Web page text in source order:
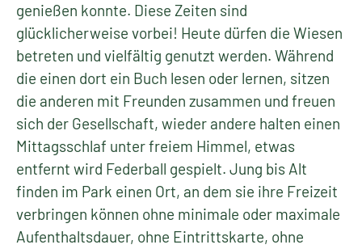
genießen konnte. Diese Zeiten sind
glücklicherweise vorbei! Heute dürfen die Wiesen
betreten und vielfältig genutzt werden. Während
die einen dort ein Buch lesen oder lernen, sitzen
die anderen mit Freunden zusammen und freuen
sich der Gesellschaft, wieder andere halten einen
Mittagsschlaf unter freiem Himmel, etwas
entfernt wird Federball gespielt. Jung bis Alt
finden im Park einen Ort, an dem sie ihre Freizeit
verbringen können ohne minimale oder maximale
Aufenthaltsdauer, ohne Eintrittskarte, ohne